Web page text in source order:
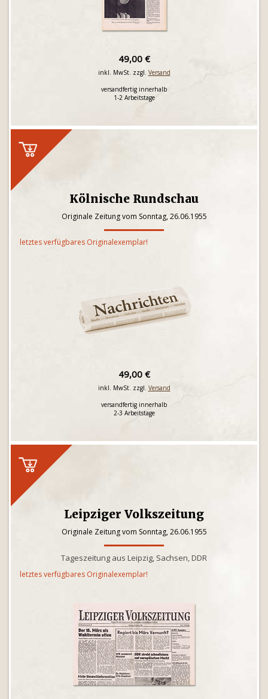
49,00 €
inkl. MwSt. zzgl. Versand
versandfertig innerhalb
1-2 Arbeitstage
Kölnische Rundschau
Originale Zeitung vom Sonntag, 26.06.1955
letztes verfügbares Originalexemplar!
49,00 €
inkl. MwSt. zzgl. Versand
versandfertig innerhalb
2-3 Arbeitstage
Leipziger Volkszeitung
Originale Zeitung vom Sonntag, 26.06.1955
Tageszeitung aus Leipzig, Sachsen, DDR
letztes verfügbares Originalexemplar!